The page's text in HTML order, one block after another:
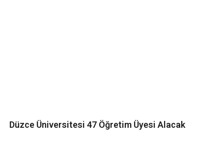
Düzce Üniversitesi 47 Öğretim Üyesi Alacak